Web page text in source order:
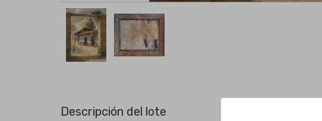
Descripción del lote